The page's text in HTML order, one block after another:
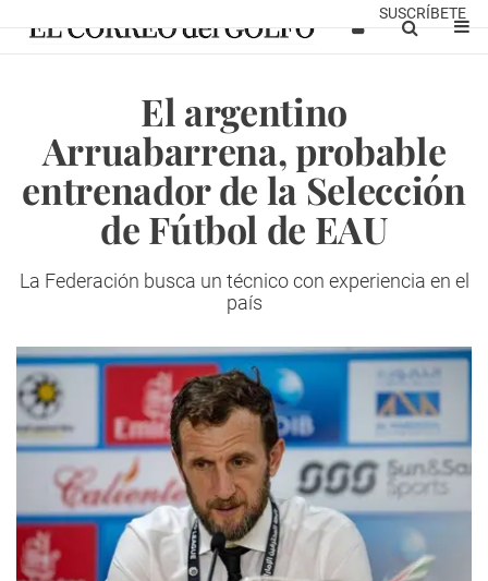
SUSCRÍBETE
El argentino
Arruabarrena, probable
entrenador de la Selección
de Fútbol de EAU
La Federación busca un técnico con experiencia en el
país